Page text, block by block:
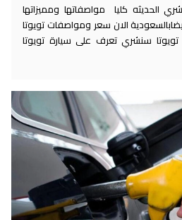
الحديثه كليا مواصفاتها ومميزاتها
الان سعر ومواصفات تويوتا
سنشري تعرف على سيارة تويوتا